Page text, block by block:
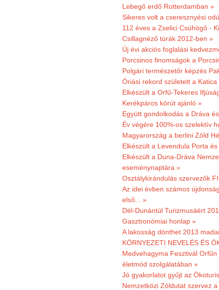
Lebegő erdő Rotterdamban »
Sikeres volt a cseresznyési
112 éves a Zselici Csühögő -
Csillagnéző túrák 2012-ben »
Új évi akciós foglalási
Porcsinos finomságok a
Polgári természetőr képzés
Óriási rekord született a Katica
Elkészült a Orfű-Tekeres
Kerékpáros körút ajánló »
Együtt gondolkodás a Dráva
Év végére 100%-os szelektív
Magyarország a berlini Zöld
Elkészült a Levendula Porta
Elkészült a Duna-Dráva
eseménynaptára »
Osztálykirándulás szervezők
Az idei évben számos
első... »
Dél-Dunántúl Turizmusáért
Gasztronómiai honlap »
A lakosság dönthet 2013
KÖRNYEZETI NEVELÉS ÉS
Medvehagyma Fesztivál
életmód szolgálatában »
Jó gyakorlatot gyűjt az
Nemzetközi Zöldutat szervez